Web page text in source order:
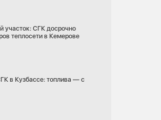
участок: СГК досрочно
теплосети в Кемерове
в Кузбассе: топлива — с